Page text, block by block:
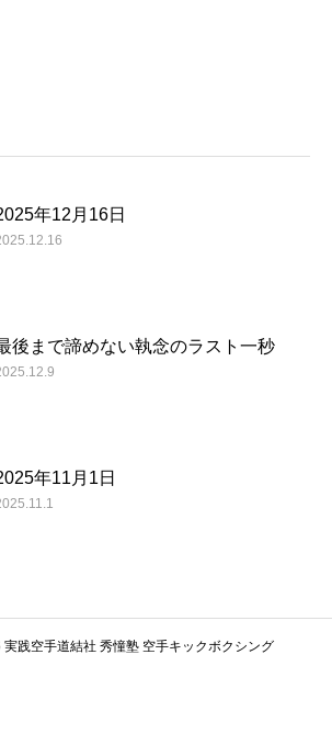
年12月16日
後まで諦めない執念のラスト一秒
年11月1日
践空手道結社 秀憧塾 空手キックボクシング